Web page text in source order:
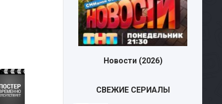
Новости (2026)
СВЕЖИЕ СЕРИАЛЫ